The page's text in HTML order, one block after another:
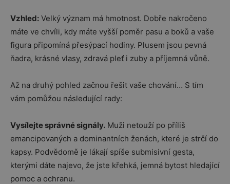
Vzhled: Velký význam má hmotnost. Dobře nakročeno
máte ve chvíli, kdy máte vyšší poměr pasu a boků a vaše
figura připomíná přesýpací hodiny. Plusem jsou pevná
ňadra, krásné vlasy, zdravá pleť i zuby a příjemná vůně.
Až na druhý pohled začnou řešit vaše chování… S tím
vám pomůžou následující rady:
Vysílejte správné signály. Muži netouží po příliš
emancipovaných a dominantních ženách, které je strčí do
kapsy. Podvědomě je lákají spíše submisivní gesta,
kterými dáte najevo, že jste křehká, jemná bytost hledající
pomoc a ochranu.